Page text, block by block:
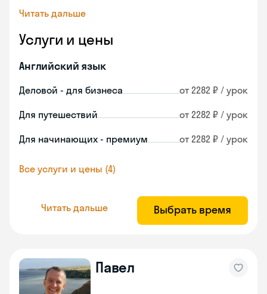
Читать дальше
Услуги и цены
Английский язык
Деловой - для бизнеса от 2282 ₽ / урок
Для путешествий от 2282 ₽ / урок
Для начинающих - премиум от 2282 ₽ / урок
Все услуги и цены (4)
Читать дальше Выбрать время
Павел